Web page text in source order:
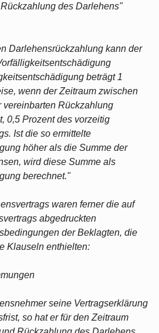
des Darlehens"
Darlehensrückzahlung kann der
beträgt 1
wenn der Zeitraum zwischen
vereinbarten Rückzahlung
0,5 Prozent des vorzeitig
Ist die so ermittelte
höher als die Summe der
wird diese Summe als
berechnet."
waren ferner die auf
abgedruckten
der Beklagten, die
Klauseln enthielten:
seine Vertragserklärung
so hat er für den Zeitraum